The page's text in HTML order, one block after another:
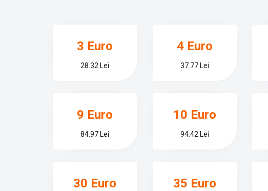
3 Euro
28.32 Lei
4 Euro
37.77 Lei
9 Euro
84.97 Lei
10 Euro
94.42 Lei
30 Euro 35 Euro